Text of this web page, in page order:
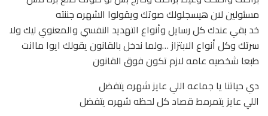
مسئولين لان هيسجلولك صوتك ويقولوا الشهره جننته
خد بقي عندك كل رسايل وأنواع التهديد النفسي والمعنوي ليك ولا
سرتك وكل أنواع الابتزاز …ولما ندخل بالقانون يقولك ايوا ماانت
طبعا شخصيه عامه لازم تكون فوق القانون
دي حياتنا يا جماعه اللي عايز شهره يتفضل
اللي عايز يتمرمط قصاد كل لحظه شهره يتفضل